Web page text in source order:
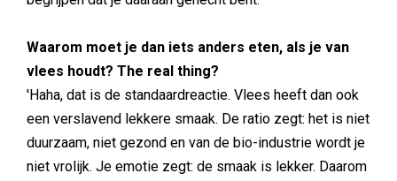
Waarom moet je dan iets anders eten, als je van
vlees houdt? The real thing?
'Haha, dat is de standaardreactie. Vlees heeft dan ook
een verslavend lekkere smaak. De ratio zegt: het is niet
duurzaam, niet gezond en van de bio-industrie wordt je
niet vrolijk. Je emotie zegt: de smaak is lekker. Daarom